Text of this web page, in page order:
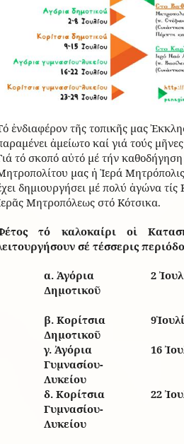
ἐνδιαφέρον τῆς τοπικῆς μας
ἀμείωτο καί γιά τούς
τό σκοπό αὐτό μέ τήν
μας ἡ Ἱερά
δημιουργήσει μέ πολύ ἀγώνα
Μητροπόλεως στό Κότσικα.
τό καλοκαίρι οἱ
σέ τέσσερις
α. Ἀγόρια
Δημοτικοῦ
2
β. Κορίτσια
Δημοτικοῦ
γ. Ἀγόρια
Γυμνασίου-
Λυκείου
16
δ. Κορίτσια
Γυμνασίου-
Λυκείου
22